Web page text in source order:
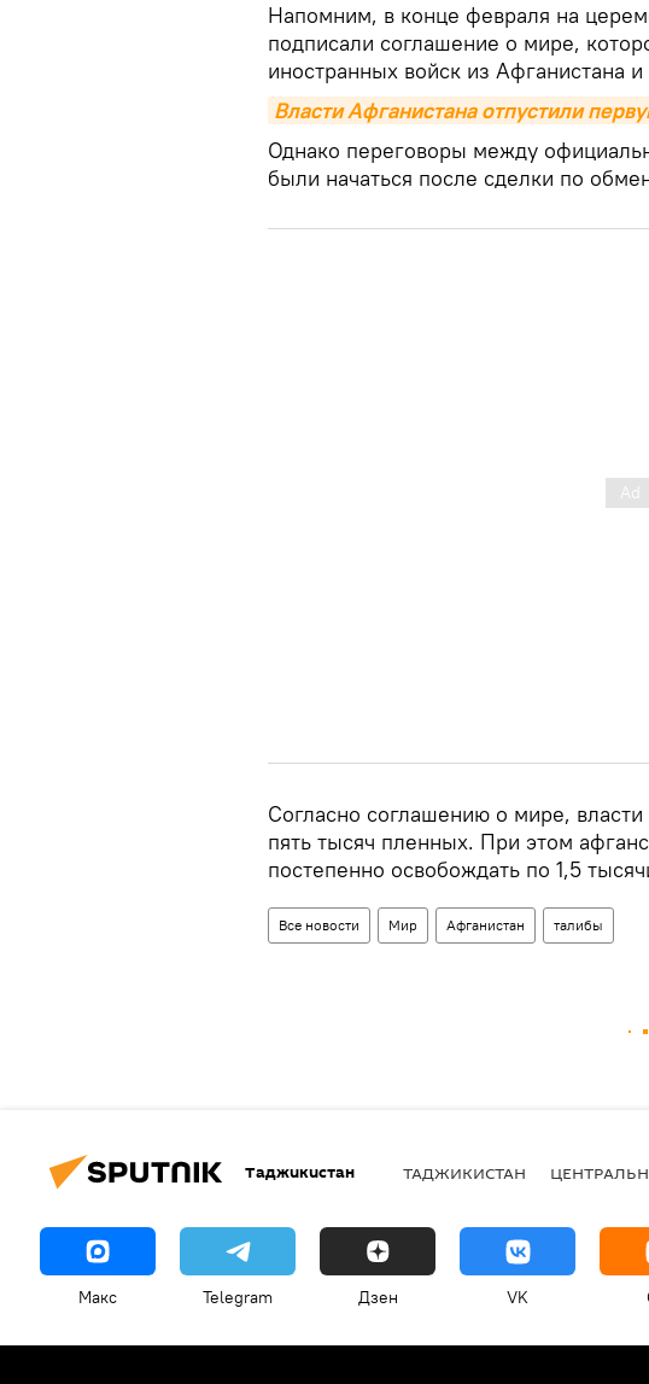
Напомним, в конце февраля на
подписали соглашение о мире,
иностранных войск из Афганистана
Власти Афганистана отпустили
Однако переговоры между
были начаться после сделки по
Согласно соглашению о мире,
пять тысяч пленных. При этом
постепенно освобождать по 1,5
Все новости Мир Афганистан талибы
Таджикистан ТАДЖИКИСТАН
Макс Telegram Дзен VK